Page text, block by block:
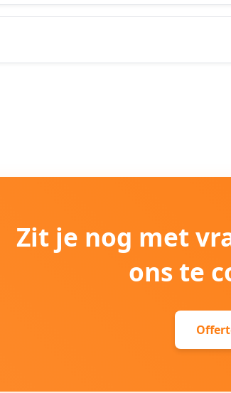
Zit je nog met
ons te